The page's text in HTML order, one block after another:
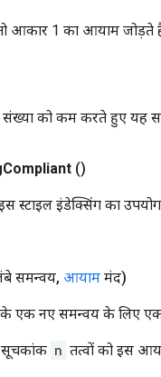
आकार 1 का आयाम जोड़ते
संख्या को कम करते हुए यह
Compliant ()
स्टाइल इंडेक्सिंग का
समन्वय, आयाम मंद)
एक नए समन्वय के लिए एक
सूचकांक n तत्वों को इस